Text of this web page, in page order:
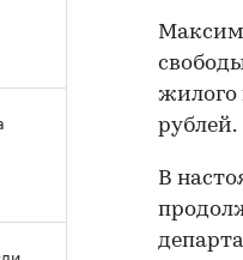
жилого
рублей.
В